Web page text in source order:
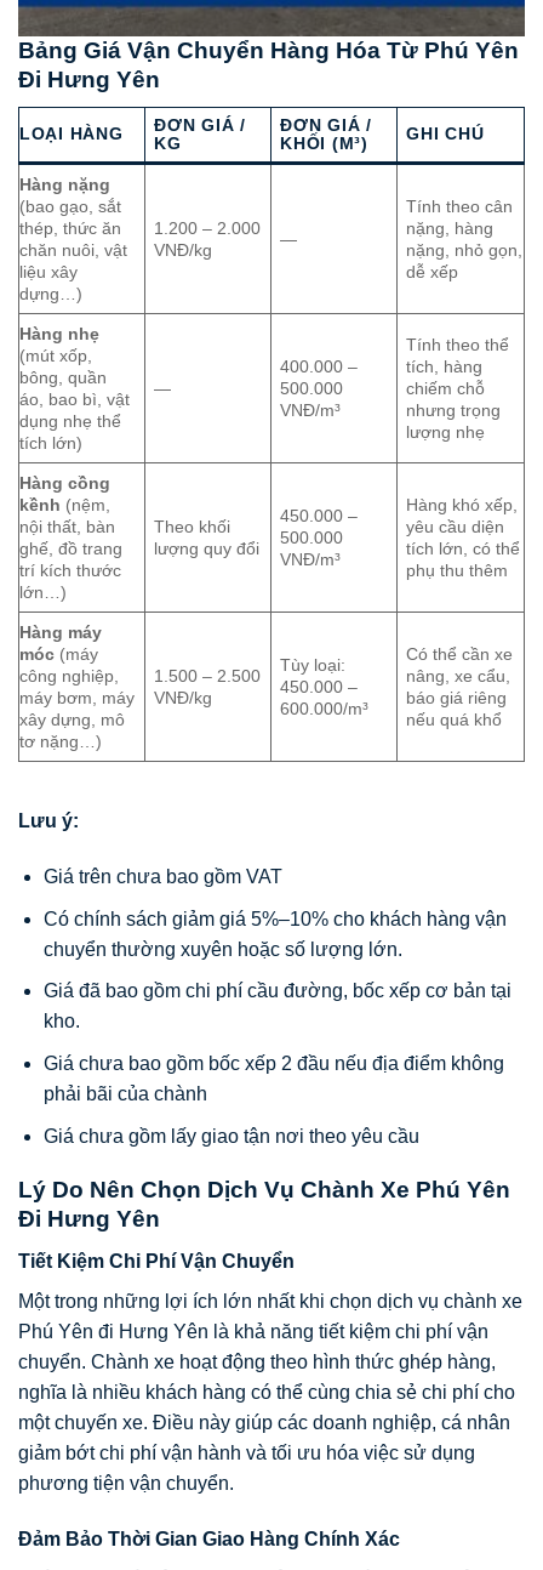
Bảng Giá Vận Chuyển Hàng Hóa Từ Phú Yên
Đi Hưng Yên
LOẠI HÀNG
ĐƠN GIÁ /
KG
ĐƠN GIÁ /
KHỐI (M³)
GHI CHÚ
Hàng nặng
(bao gạo, sắt
thép, thức ăn
chăn nuôi, vật
liệu xây
dựng…)
1.200 – 2.000
VNĐ/kg
—
Tính theo cân
nặng, hàng
nặng, nhỏ gọn,
dễ xếp
Hàng nhẹ
(mút xốp,
bông, quần
áo, bao bì, vật
dụng nhẹ thể
tích lớn)
—
400.000 –
500.000
VNĐ/m³
Tính theo thể
tích, hàng
chiếm chỗ
nhưng trọng
lượng nhẹ
Hàng cồng
kềnh (nệm,
nội thất, bàn
ghế, đồ trang
trí kích thước
lớn…)
Theo khối
lượng quy đổi
450.000 –
500.000
VNĐ/m³
Hàng khó xếp,
yêu cầu diện
tích lớn, có thể
phụ thu thêm
Hàng máy
móc (máy
công nghiệp,
máy bơm, máy
xây dựng, mô
tơ nặng…)
1.500 – 2.500
VNĐ/kg
Tùy loại:
450.000 –
600.000/m³
Có thể cần xe
nâng, xe cẩu,
báo giá riêng
nếu quá khổ
Lưu ý:
Giá trên chưa bao gồm VAT
Có chính sách giảm giá 5%–10% cho khách hàng vận
chuyển thường xuyên hoặc số lượng lớn.
Giá đã bao gồm chi phí cầu đường, bốc xếp cơ bản tại
kho.
Giá chưa bao gồm bốc xếp 2 đầu nếu địa điểm không
phải bãi của chành
Giá chưa gồm lấy giao tận nơi theo yêu cầu
Lý Do Nên Chọn Dịch Vụ Chành Xe Phú Yên
Đi Hưng Yên
Tiết Kiệm Chi Phí Vận Chuyển
Một trong những lợi ích lớn nhất khi chọn dịch vụ chành xe
Phú Yên đi Hưng Yên là khả năng tiết kiệm chi phí vận
chuyển. Chành xe hoạt động theo hình thức ghép hàng,
nghĩa là nhiều khách hàng có thể cùng chia sẻ chi phí cho
một chuyến xe. Điều này giúp các doanh nghiệp, cá nhân
giảm bớt chi phí vận hành và tối ưu hóa việc sử dụng
phương tiện vận chuyển.
Đảm Bảo Thời Gian Giao Hàng Chính Xác